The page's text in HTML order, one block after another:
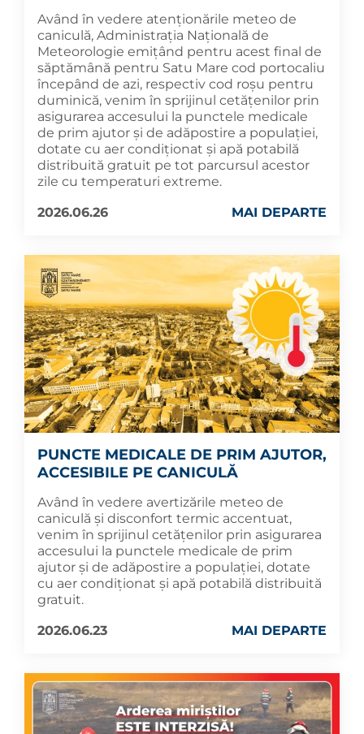
Având în vedere atenționările meteo de
caniculă, Administrația Națională de
Meteorologie emițând pentru acest final de
săptămână pentru Satu Mare cod portocaliu
începând de azi, respectiv cod roșu pentru
duminică, venim în sprijinul cetățenilor prin
asigurarea accesului la punctele medicale
de prim ajutor și de adăpostire a populației,
dotate cu aer condiționat și apă potabilă
distribuită gratuit pe tot parcursul acestor
zile cu temperaturi extreme.
2026.06.26
MAI DEPARTE
PUNCTE MEDICALE DE PRIM AJUTOR,
ACCESIBILE PE CANICULĂ
Având în vedere avertizările meteo de
caniculă și disconfort termic accentuat,
venim în sprijinul cetățenilor prin asigurarea
accesului la punctele medicale de prim
ajutor și de adăpostire a populației, dotate
cu aer condiționat și apă potabilă distribuită
gratuit.
2026.06.23
MAI DEPARTE